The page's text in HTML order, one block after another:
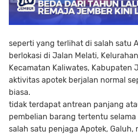
seperti yang terlihat di salah satu
berlokasi di Jalan Melati,
Kecamatan Kaliwates, Kabupaten
aktivitas apotek berjalan normal
biasa.
tidak terdapat antrean panjang
pembelian barang tertentu
salah satu penjaga Apotek, Galuh,